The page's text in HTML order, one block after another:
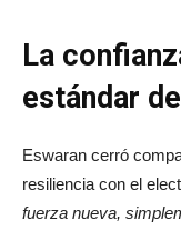
La
estándar
Eswaran cerró
resiliencia con el
fuerza nueva,